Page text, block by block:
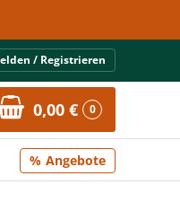
/ Registrieren
0,00 € 0
Angebote